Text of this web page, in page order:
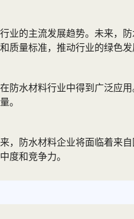
的主流发展趋势。未来，
质量标准，推动行业的绿色发
防水材料行业中得到广泛应
。
，防水材料企业将面临着
度和竞争力。